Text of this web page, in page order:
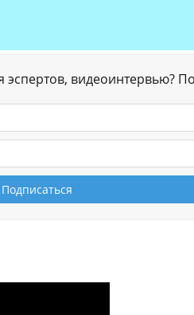
видеоинтервью?